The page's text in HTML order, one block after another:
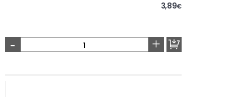
3,89€
- +